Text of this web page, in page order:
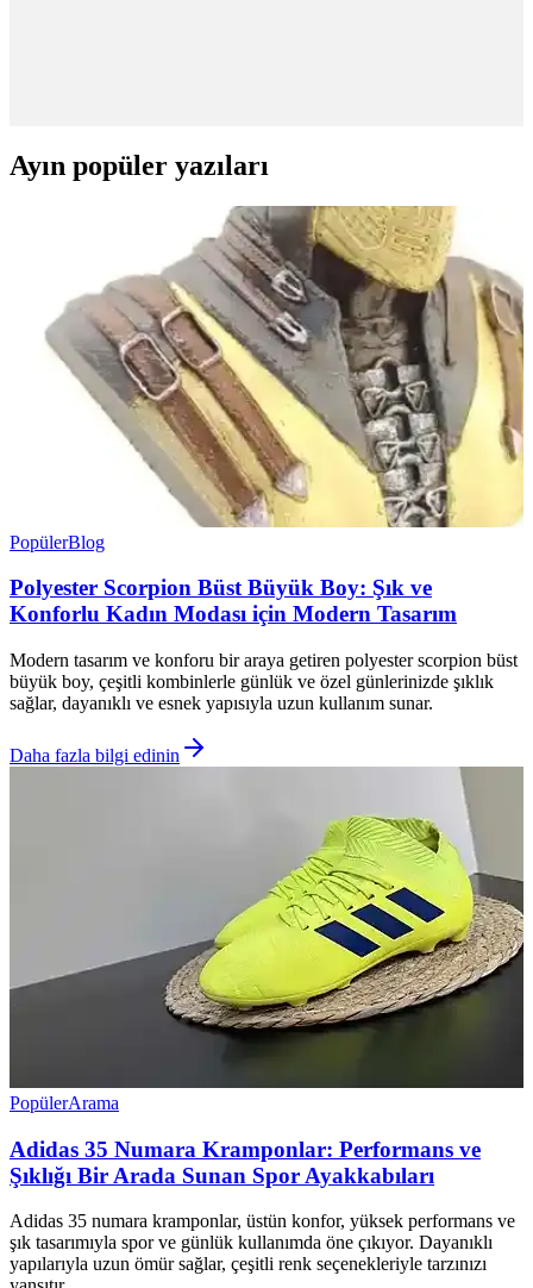
Ayın popüler yazıları
PopülerBlog
Polyester Scorpion Büst Büyük Boy: Şık ve
Konforlu Kadın Modası için Modern Tasarım
Modern tasarım ve konforu bir araya getiren polyester scorpion büst
büyük boy, çeşitli kombinlerle günlük ve özel günlerinizde şıklık
sağlar, dayanıklı ve esnek yapısıyla uzun kullanım sunar.
Daha fazla bilgi edinin
PopülerArama
Adidas 35 Numara Kramponlar: Performans ve
Şıklığı Bir Arada Sunan Spor Ayakkabıları
Adidas 35 numara kramponlar, üstün konfor, yüksek performans ve
şık tasarımıyla spor ve günlük kullanımda öne çıkıyor. Dayanıklı
yapılarıyla uzun ömür sağlar, çeşitli renk seçenekleriyle tarzınızı